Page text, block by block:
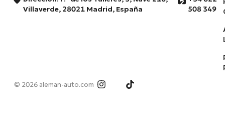
Villaverde, 28021 Madrid, España
508 349
© 2026 aleman-auto.com